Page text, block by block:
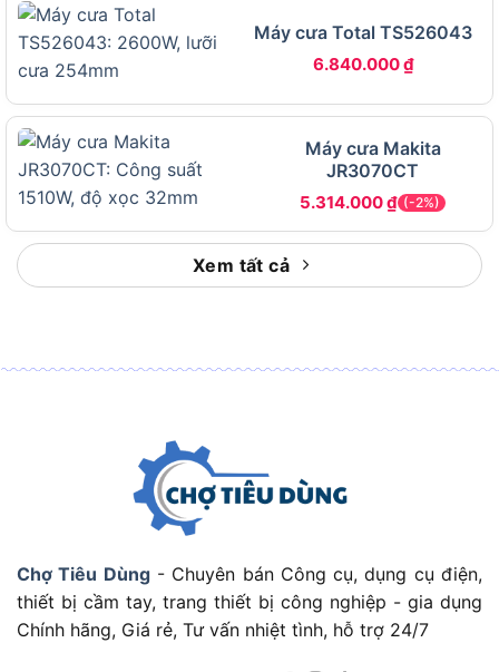
Bên cạnh công dụng, Máy cưa kiếm Makita
JR3051TK được đánh giá cao nhờ thiết kế thông
minh và công nghệ tiên tiến. Cụ thể, dưới đây là
các đặc điểm và thông số chi tiết:
Máy cưa Total TS526043
6.840.000₫
Máy cưa Makita
JR3070CT
5.314.000₫ (-2%)
Xem tất cả
Chợ Tiêu Dùng- Chuyên bán Công cụ, dụng cụ điện,
thiết bị cầm tay, trang thiết bị công nghiệp - gia dụng
Chính hãng, Giá rẻ, Tư vấn nhiệt tình, hỗ trợ 24/7